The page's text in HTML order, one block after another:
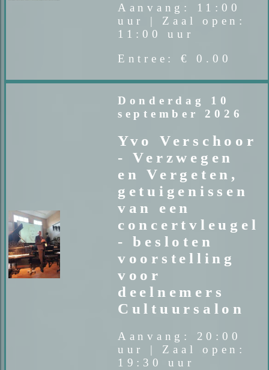
Aanvang: 11:00
uur | Zaal open:
11:00 uur
Entree: € 0.00
Donderdag 10
september 2026
Yvo Verschoor
- Verzwegen
en Vergeten,
getuigenissen
van een
concertvleugel
- besloten
voorstelling
voor
deelnemers
Cultuursalon
Aanvang: 20:00
uur | Zaal open:
19:30 uur